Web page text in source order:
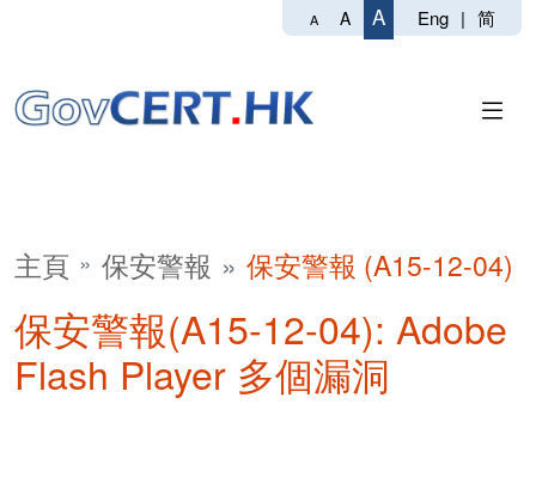
A A A Eng | 简
主頁 保安警報 保安警報 (A15-12-04)
保安警報(A15-12-04): Adobe
Flash Player 多個漏洞